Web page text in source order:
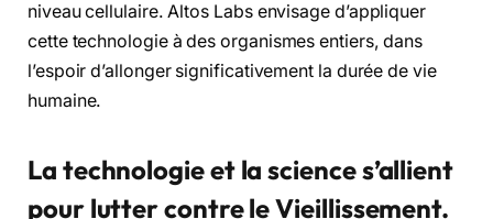
niveau cellulaire. Altos Labs envisage d’appliquer
cette technologie à des organismes entiers, dans
l’espoir d’allonger significativement la durée de vie
humaine.
La technologie et la science s’allient
pour lutter contre le Vieillissement.